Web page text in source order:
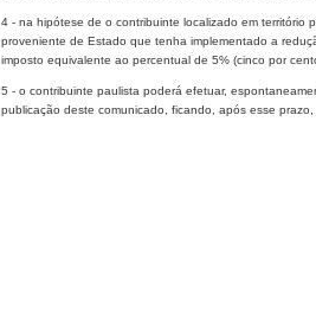
4 - na hipótese de o contribuinte localizado em território
proveniente de Estado que tenha implementado a
imposto equivalente ao percentual de 5% (cinco por
5 - o contribuinte paulista poderá efetuar,
publicação deste comunicado, ficando, após esse